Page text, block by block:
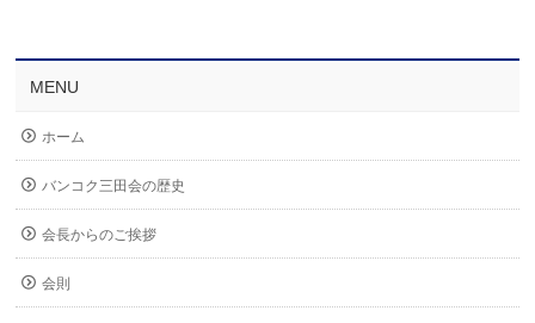
MENU
ホーム
バンコク三田会の歴史
会長からのご挨拶
会則